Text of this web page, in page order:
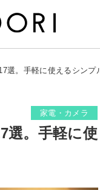
選。手軽に使えるシンプ
家電・カメラ
選。手軽に使